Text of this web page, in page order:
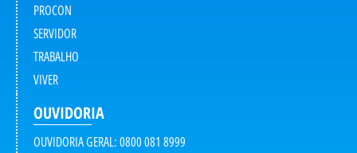
PROCON
SERVIDOR
TRABALHO
VIVER
OUVIDORIA
OUVIDORIA GERAL: 0800 081 8999